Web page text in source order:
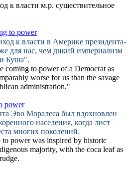
к власти м.р. существительное
to power
к власти в Америке президента-
для нас, чем дикий империализм
Буша".
coming to powerof a Democrat as
worse for us than the savage
administration."
power
Эво Моралеса был вдохновлен
населения, когда лист
многих поколений.
to powerwas inspired by historic
majority, with the coca leaf as